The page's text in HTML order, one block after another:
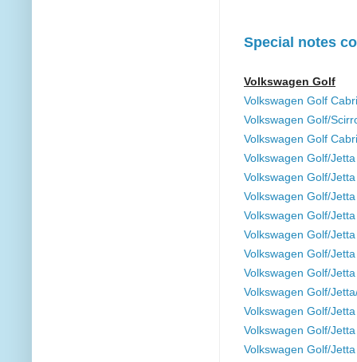
Special notes
Volkswagen Golf
Volkswagen Golf
Volkswagen Golf/
Volkswagen Golf
Volkswagen Golf/
Volkswagen Golf/
Volkswagen Golf/
Volkswagen Golf/
Volkswagen Golf/
Volkswagen Golf/
Volkswagen Golf/
Volkswagen Golf/
Volkswagen Golf/
Volkswagen Golf/
Volkswagen Golf/